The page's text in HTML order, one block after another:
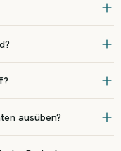
ausüben?